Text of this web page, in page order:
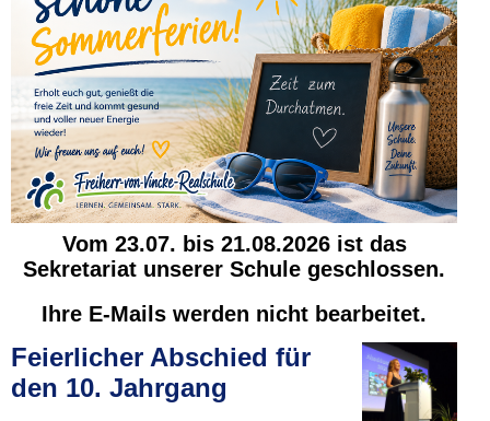
Vom 23.07. bis 21.08.2026 ist das
Sekretariat unserer Schule geschlossen.
Ihre E-Mails werden nicht bearbeitet.
Feierlicher Abschied für
den 10. Jahrgang